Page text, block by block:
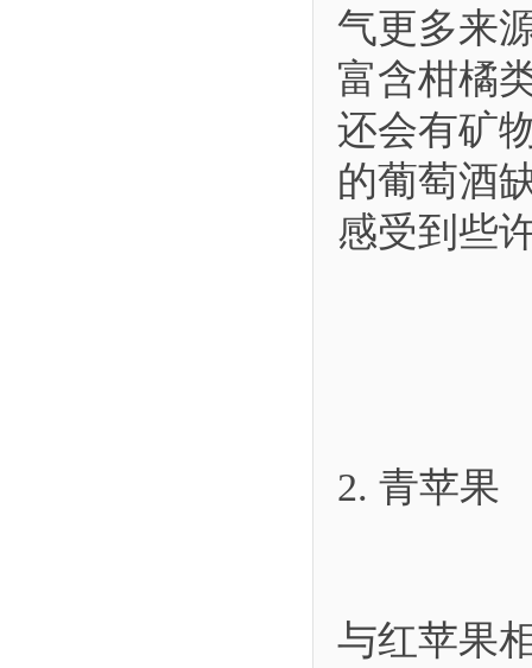
气更多来
富含柑橘
还会有矿
的葡萄酒
感受到些
2. 青苹果
与红苹果